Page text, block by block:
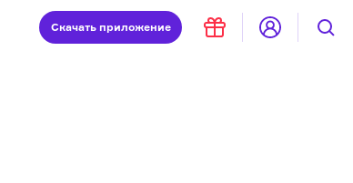
Скачать приложение